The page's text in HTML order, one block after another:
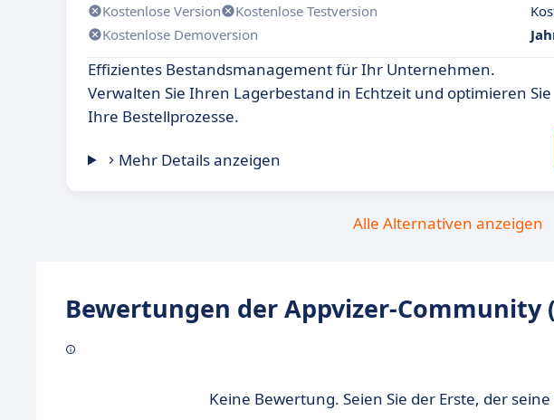
Kostenlose Version
Kostenlose Testversion
Kostenlose Demoversion
Effizientes Bestandsmanagement für Ihr Unternehmen.
Verwalten Sie Ihren Lagerbestand in Echtzeit und optimieren Sie
Ihre Bestellprozesse.
Mehr Details anzeigen
Alle Alternativen anzeigen
Bewertungen der Appvizer-Community
Keine Bewertung. Seien Sie der Erste, der